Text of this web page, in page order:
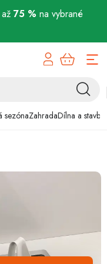
75 % na vybrané
sezónaZahradaDílna a stavba